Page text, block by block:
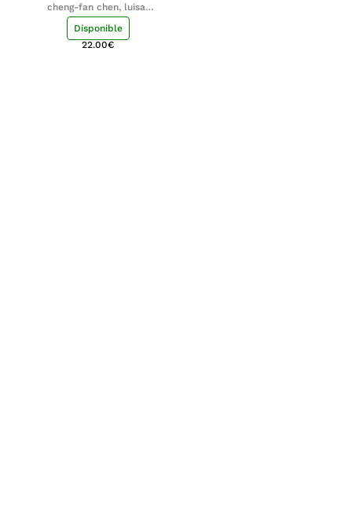
cheng-fan chen, luisa;
shu-ying chang, luisa
Disponible
22.00€